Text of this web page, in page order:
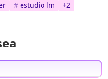
# estudio lm +2